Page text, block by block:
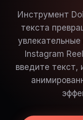
Инструмент
текста
Instagram
введите